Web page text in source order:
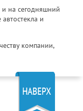
на сегодняшний
и
компании,